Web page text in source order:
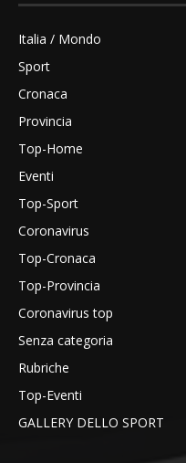
Italia / Mondo
Sport
Cronaca
Provincia
Top-Home
Eventi
Top-Sport
Coronavirus
Top-Cronaca
Top-Provincia
Coronavirus top
Senza categoria
Rubriche
Top-Eventi
GALLERY DELLO SPORT